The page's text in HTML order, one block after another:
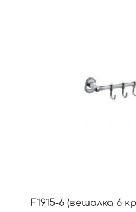
F1915-6 (вешалка 6